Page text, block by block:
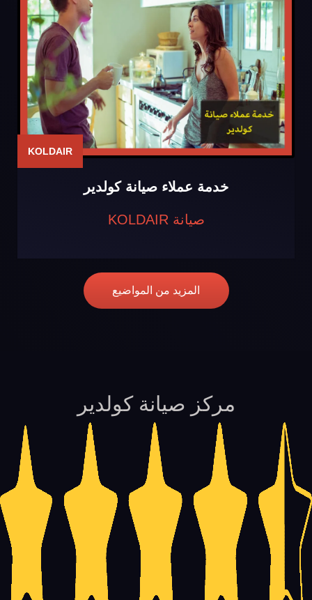
KOLDAIR
خدمة عملاء صيانة كولدير
صيانة KOLDAIR
المزيد من المواضيع
مركز صيانة كولدير